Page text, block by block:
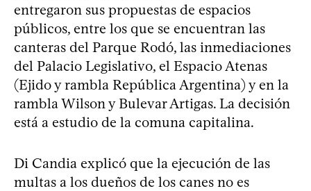
entregaron sus propuestas de espacios
públicos, entre los que se encuentran las
canteras del Parque Rodó, las inmediaciones
del Palacio Legislativo, el Espacio Atenas
(Ejido y rambla República Argentina) y en la
rambla Wilson y Bulevar Artigas. La decisión
está a estudio de la comuna capitalina.
Di Candia explicó que la ejecución de las
multas a los dueños de los canes no es